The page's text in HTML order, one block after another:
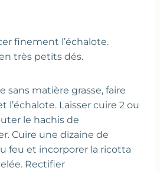
finement l’échalote.
très petits dés.
sans matière grasse, faire
l’échalote. Laisser cuire 2 ou
le hachis de
Cuire une dizaine de
feu et incorporer la ricotta
Rectifier